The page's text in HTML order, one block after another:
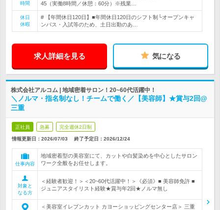
時間
45（実働8時間／休憩：60分）※残業…
休日
休暇
# 【年間休日120日】■年間休日120日のシフト制└オープンキャ
ンパス・入試等のため、土日出勤のあ…
求人詳細を見る 気になる
株式会社アルコム | 地域密着サロン！20~60代活躍中！
＼ノルマ・指名制なし！チームで働く／【美容師】★賞与2回@
三重
正社員 急募 完全週休2日制
情報更新日：2026/07/03 終了予定日： 2026/12/24
仕事内容
地域密着型の美容室にて、カットや白髪染めを中心としたサロン
ワーク全般をお任せします。
対象と
なる方
＜経験者歓迎！＞＜20~60代活躍中！＞《必須》■ 美容師免許 ■
ジュニアスタイリスト経験★賞与年2回★ノルマ無し
＜美容室イレブンカット カヨーショッピングセンター店＞ 三重